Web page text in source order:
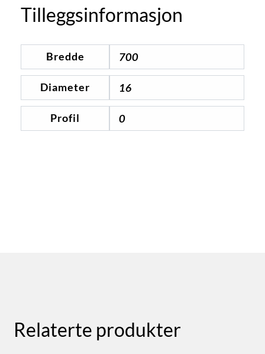
Tilleggsinformasjon
Bredde 700
Diameter 16
Profil 0
Relaterte produkter